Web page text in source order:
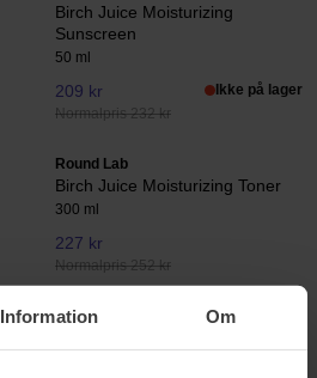
Information Om
Birch Juice Moisturizing
Sunscreen
50 ml
209 kr
Normalpris 232 kr
Ikke på lager
Round Lab
Birch Juice Moisturizing Toner
300 ml
227 kr
Normalpris 252 kr
Round Lab